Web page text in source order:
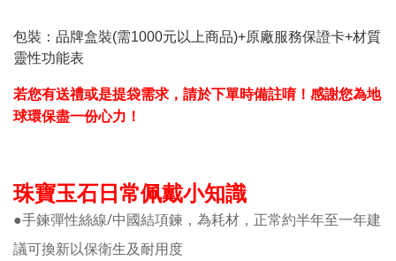
包裝：品牌盒裝(需1000元以上商品)+原廠服務保證卡+材質
靈性功能表
若您有送禮或是提袋需求，請於下單時備註唷！感謝您為地
球環保盡一份心力！
珠寶玉石日常佩戴小知識
●手鍊彈性絲線/中國結項鍊，為耗材，正常約半年至一年建
議可換新以保衛生及耐用度